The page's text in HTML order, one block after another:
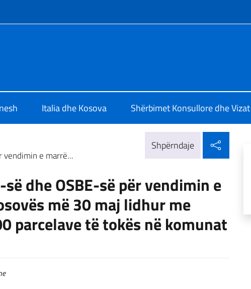
sociale dhe menuja
Italia dhe Kosova Shërbimet Konsullore dhe Vizat
vendimin e marrë...
Shpërndaje
dhe OSBE-së për vendimin e
më 30 maj lidhur me
parcelave të tokës në komunat